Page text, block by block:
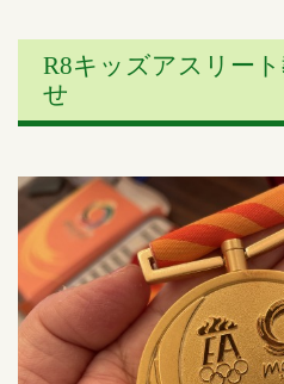
R8キッズアスリー
せ